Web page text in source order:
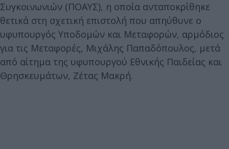
Συγκοινωνιών (ΠΟΑΥΣ), η οποία ανταποκρίθηκε
θετικά στη σχετική επιστολή που απηύθυνε ο
υφυπουργός Υποδομών και Μεταφορών, αρμόδιος
για τις Μεταφορές, Μιχάλης Παπαδόπουλος, μετά
από αίτημα της υφυπουργού Εθνικής Παιδείας και
Θρησκευμάτων, Ζέτας Μακρή.